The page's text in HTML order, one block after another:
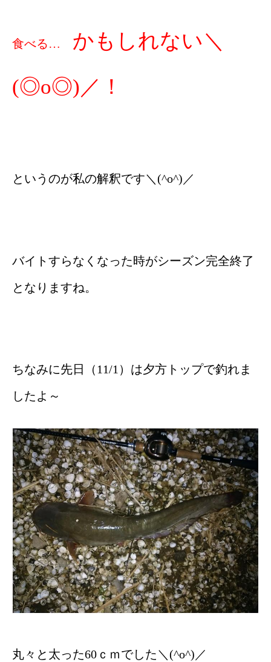
食べる… かもしれない＼
(◎o◎)／！
というのが私の解釈です＼(^o^)／
バイトすらなくなった時がシーズン完全終了
となりますね。
ちなみに先日（11/1）は夕方トップで釣れま
したよ～
丸々と太った60ｃｍでした＼(^o^)／